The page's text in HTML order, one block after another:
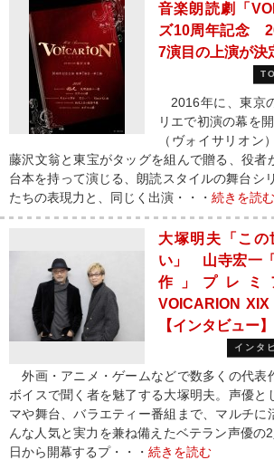
音楽朗読劇「
ズ10周年記念
7演目の上演が決
2016年に、東京
リエで初演の幕を
（ヴォイサリオン
藤沢文翁と東宝がタッグを組んで贈る、役者
台本を持って演じる、朗読スタイルの舞台
たちの表現力と、同じく出演・・・ 続きを読む
大塚明夫「こ
い」 山寺宏一
作」プレミ
VOICARION
【インタビュー】
インタ
外画・アニメ・ゲームなどで数多くの代表
ボイスで聞く者を魅了する大塚明夫。声優と
マや舞台、バラエティー番組まで、マルチに
んな人気と実力を兼ね備えたベテラン声優の
日から開幕するプ・・・ 続きを読む